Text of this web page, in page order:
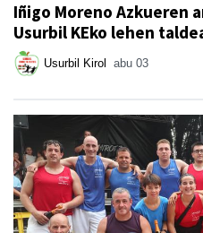
Iñigo Moreno Azkueren
Usurbil KEko lehen
Usurbil Kirol abu 03